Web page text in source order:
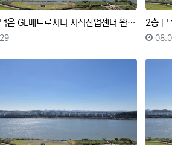
덕은 GL메트로시티 지식산업센터 완벽한 한강뷰 대형 호실 전매!!
등록자
일
2층
등록